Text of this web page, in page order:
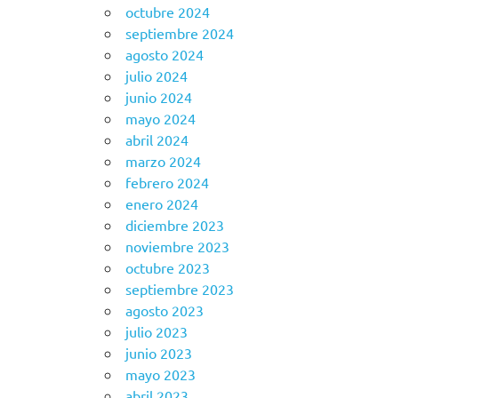
octubre 2024
septiembre 2024
agosto 2024
julio 2024
junio 2024
mayo 2024
abril 2024
marzo 2024
febrero 2024
enero 2024
diciembre 2023
noviembre 2023
octubre 2023
septiembre 2023
agosto 2023
julio 2023
junio 2023
mayo 2023